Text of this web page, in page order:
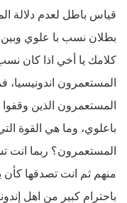
قياس باطل لعدم دلالة
بطلان نسب با علوي وبين
كلامك يا أخي اذا كان
المستعمرون اندونيسيا،
المستعمرون الذين
باعلوي، وما هي القوة
المستعمرون؟ ربما انت
منهم ثم انت تصدقها كأن
باحترام كبير من اهل